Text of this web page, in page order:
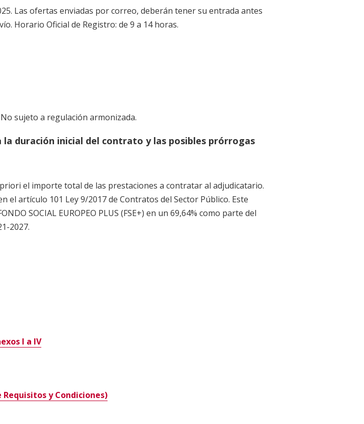
Las ofertas enviadas por correo, deberán tener su entrada antes
Horario Oficial de Registro: de 9 a 14 horas.
sujeto a regulación armonizada.
duración inicial del contrato y las posibles prórrogas
el importe total de las prestaciones a contratar al adjudicatario.
el artículo 101 Ley 9/2017 de Contratos del Sector Público. Este
SOCIAL EUROPEO PLUS (FSE+) en un 69,64% como parte del
2027.
I a IV
y Condiciones)